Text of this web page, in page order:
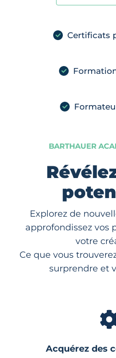
Certificats
BARTHAUER
Explorez de
approfondissez vos
votre
Ce que vous
surprendre et
Acquérez des